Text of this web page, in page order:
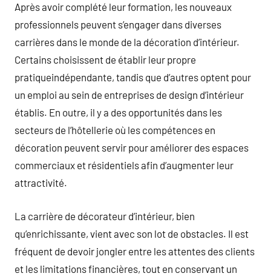
Après avoir complété leur formation, les nouveaux
professionnels peuvent s’engager dans diverses
carrières dans le monde de la décoration d’intérieur.
Certains choisissent de établir leur propre
pratiqueindépendante, tandis que d’autres optent pour
un emploi au sein de entreprises de design d’intérieur
établis. En outre, il y a des opportunités dans les
secteurs de l’hôtellerie où les compétences en
décoration peuvent servir pour améliorer des espaces
commerciaux et résidentiels afin d’augmenter leur
attractivité.
La carrière de décorateur d’intérieur, bien
qu’enrichissante, vient avec son lot de obstacles. Il est
fréquent de devoir jongler entre les attentes des clients
et les limitations financières, tout en conservant un